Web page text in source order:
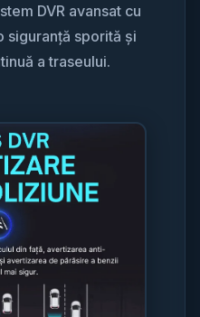
DVR avansat cu
siguranță sporită și
a traseului.